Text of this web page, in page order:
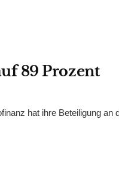
89 Prozent
hat ihre Beteiligung an